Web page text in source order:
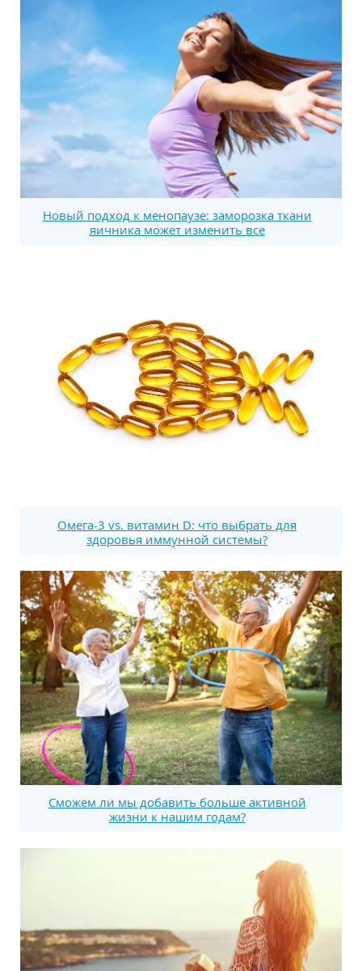
Новый подход к менопаузе: заморозка ткани
яичника может изменить все
Омега-3 vs. витамин D: что выбрать для
здоровья иммунной системы?
Сможем ли мы добавить больше активной
жизни к нашим годам?